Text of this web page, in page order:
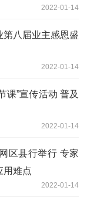
2022-01-14
第八届业主感恩盛
2022-01-14
课”宣传活动 普及
2022-01-14
区县行举行 专家
用难点
2022-01-14